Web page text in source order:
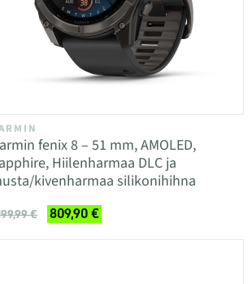
fenix 8 – 51 mm, AMOLED,
Hiilenharmaa DLC ja
kivenharmaa silikonihihna
€ 809,90 €